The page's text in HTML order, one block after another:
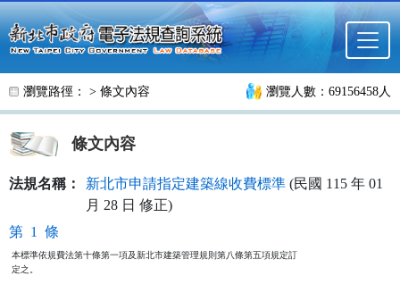
跳至主要內容
瀏覽路徑： > 條文內容 瀏覽人數：69156458人
條文內容
法規名稱： 新北市申請指定建築線收費標準 (民國 115 年 01
月 28 日 修正)
第 1 條
本標準依規費法第十條第一項及新北市建築管理規則第八條第五項規定訂
定之。